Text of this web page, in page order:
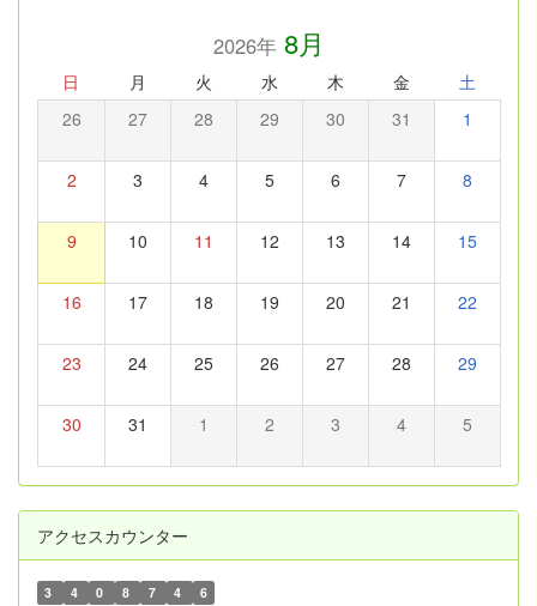
2026年8月
日 月 火 水 木 金 土
26 27 28 29 30 31 1
2 3 4 5 6 7 8
9 10 11 12 13 14 15
16 17 18 19 20 21 22
23 24 25 26 27 28 29
30 31 1 2 3 4 5
アクセスカウンター
3 4 0 8 7 4 6